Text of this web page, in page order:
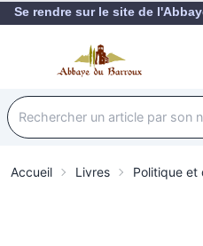
Se rendre sur le site de
Accueil Livres Politique et